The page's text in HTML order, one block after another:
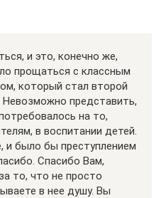
и это, конечно же,
прощаться с классным
который стал второй
представить,
на то,
в воспитании детей.
и было бы преступлением
Спасибо Вам,
то, что не просто
в нее душу. Вы